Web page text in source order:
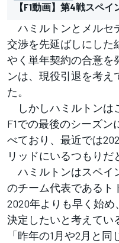
【F1動画】第4戦スペイ
ハミルトンとメルセ
交渉を先延ばしにした
やく単年契約の合意を
ンは、現役引退を考
た。
しかしハミルトンは
F1での最後のシーズ
べており、最近では
リッドにいるつもりだ
ハミルトンはスペイ
のチーム代表であるト
2020年よりも早く始
決定したいと考えてい
「昨年の1月や2月と